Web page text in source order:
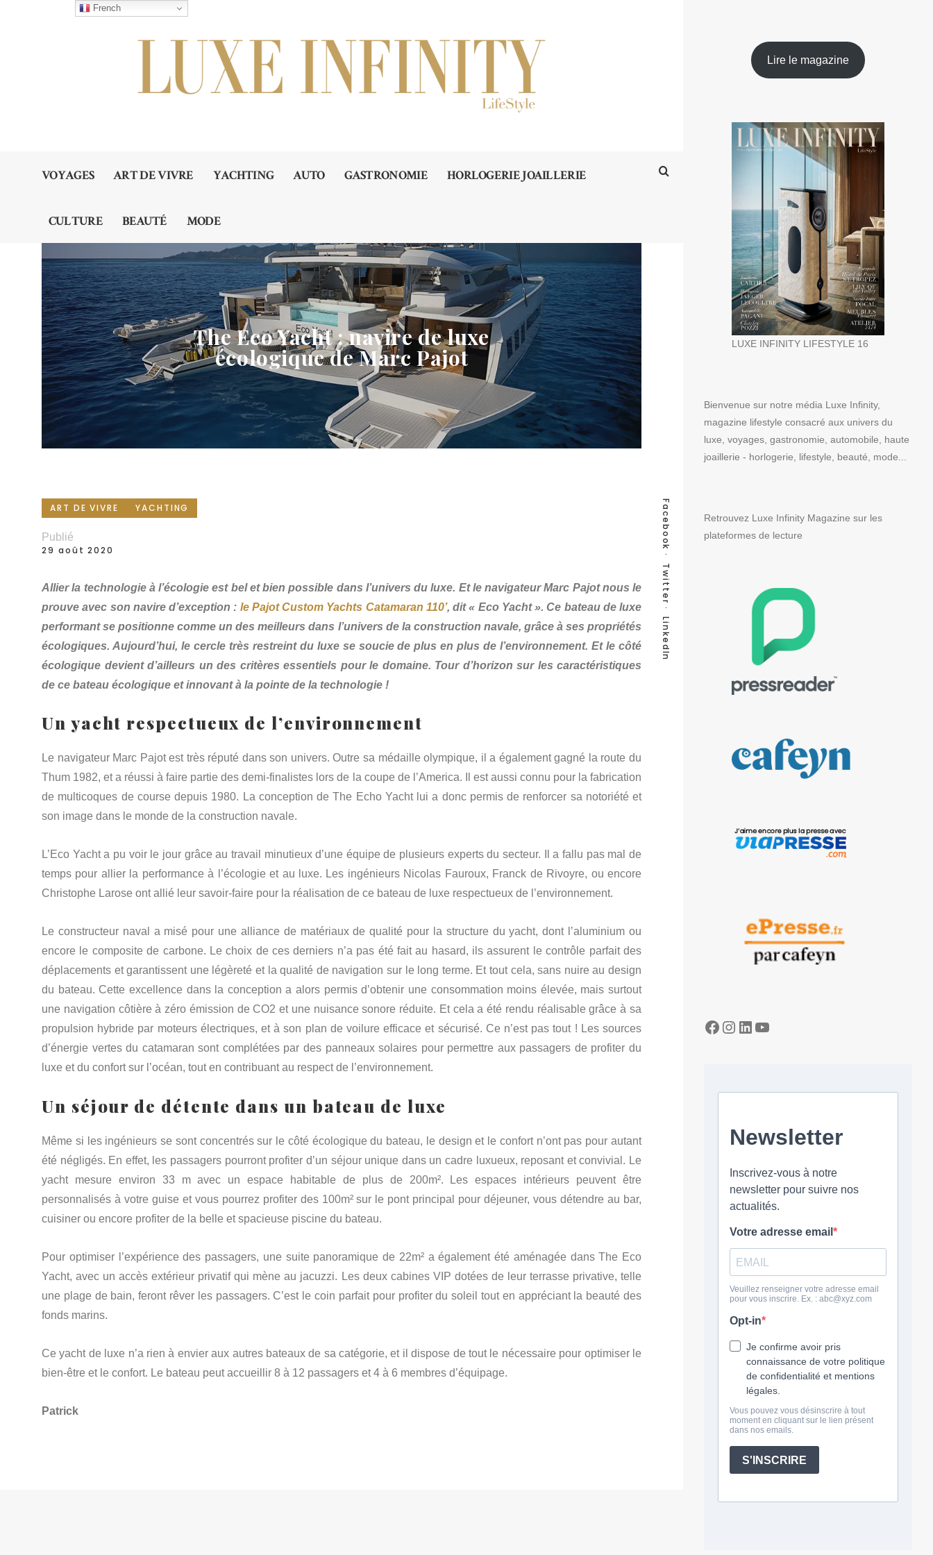
VOYAGES ART DE VIVRE YACHTING AUTO GASTRONOMIE HORLOGERIE JOAILLERIE
CULTURE BEAUTÉ MODE
The Eco Yacht : navire de luxe
écologique de Marc Pajot
Facebook
Twitter
LinkedIn
ART DE VIVRE YACHTING
Publié
29 août 2020
Allier la technologie à l’écologie est bel et bien possible dans l’univers du luxe. Et le navigateur Marc Pajot nous le
prouve avec son navire d’exception : le Pajot Custom Yachts Catamaran 110’, dit « Eco Yacht ». Ce bateau de luxe
performant se positionne comme un des meilleurs dans l’univers de la construction navale, grâce à ses propriétés
écologiques. Aujourd’hui, le cercle très restreint du luxe se soucie de plus en plus de l’environnement. Et le côté
écologique devient d’ailleurs un des critères essentiels pour le domaine. Tour d’horizon sur les caractéristiques
de ce bateau écologique et innovant à la pointe de la technologie !
Un yacht respectueux de l’environnement
Le navigateur Marc Pajot est très réputé dans son univers. Outre sa médaille olympique, il a également gagné la route du
Thum 1982, et a réussi à faire partie des demi-finalistes lors de la coupe de l’America. Il est aussi connu pour la fabrication
de multicoques de course depuis 1980. La conception de The Echo Yacht lui a donc permis de renforcer sa notoriété et
son image dans le monde de la construction navale.
L’Eco Yacht a pu voir le jour grâce au travail minutieux d’une équipe de plusieurs experts du secteur. Il a fallu pas mal de
temps pour allier la performance à l’écologie et au luxe. Les ingénieurs Nicolas Fauroux, Franck de Rivoyre, ou encore
Christophe Larose ont allié leur savoir-faire pour la réalisation de ce bateau de luxe respectueux de l’environnement.
Le constructeur naval a misé pour une alliance de matériaux de qualité pour la structure du yacht, dont l’aluminium ou
encore le composite de carbone. Le choix de ces derniers n’a pas été fait au hasard, ils assurent le contrôle parfait des
déplacements et garantissent une légèreté et la qualité de navigation sur le long terme. Et tout cela, sans nuire au design
du bateau. Cette excellence dans la conception a alors permis d’obtenir une consommation moins élevée, mais surtout
une navigation côtière à zéro émission de CO2 et une nuisance sonore réduite. Et cela a été rendu réalisable grâce à sa
propulsion hybride par moteurs électriques, et à son plan de voilure efficace et sécurisé. Ce n’est pas tout ! Les sources
d’énergie vertes du catamaran sont complétées par des panneaux solaires pour permettre aux passagers de profiter du
luxe et du confort sur l’océan, tout en contribuant au respect de l’environnement.
Un séjour de détente dans un bateau de luxe
Même si les ingénieurs se sont concentrés sur le côté écologique du bateau, le design et le confort n’ont pas pour autant
été négligés. En effet, les passagers pourront profiter d’un séjour unique dans un cadre luxueux, reposant et convivial. Le
yacht mesure environ 33 m avec un espace habitable de plus de 200m². Les espaces intérieurs peuvent être
personnalisés à votre guise et vous pourrez profiter des 100m² sur le pont principal pour déjeuner, vous détendre au bar,
cuisiner ou encore profiter de la belle et spacieuse piscine du bateau.
Pour optimiser l’expérience des passagers, une suite panoramique de 22m² a également été aménagée dans The Eco
Yacht, avec un accès extérieur privatif qui mène au jacuzzi. Les deux cabines VIP dotées de leur terrasse privative, telle
une plage de bain, feront rêver les passagers. C’est le coin parfait pour profiter du soleil tout en appréciant la beauté des
fonds marins.
Ce yacht de luxe n’a rien à envier aux autres bateaux de sa catégorie, et il dispose de tout le nécessaire pour optimiser le
bien-être et le confort. Le bateau peut accueillir 8 à 12 passagers et 4 à 6 membres d’équipage.
Patrick
Lire le magazine
LUXE INFINITY LIFESTYLE 16
Bienvenue sur notre média Luxe Infinity,
magazine lifestyle consacré aux univers du
luxe, voyages, gastronomie, automobile, haute
joaillerie - horlogerie, lifestyle, beauté, mode...
Retrouvez Luxe Infinity Magazine sur les
plateformes de lecture
Facebook
Instagram
LinkedIn
YouTube
French